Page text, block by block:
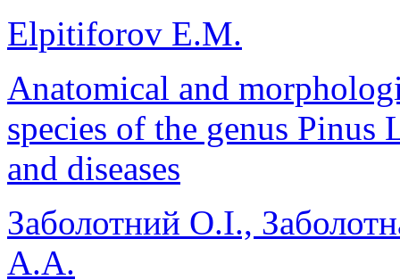
Elpitiforov E.M.
Anatomical and
species of the genus Pinus
and diseases
Заболотний О.І.,
А.А.